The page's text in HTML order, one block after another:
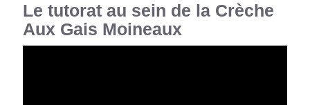
Le tutorat au sein de la Crèche
Aux Gais Moineaux